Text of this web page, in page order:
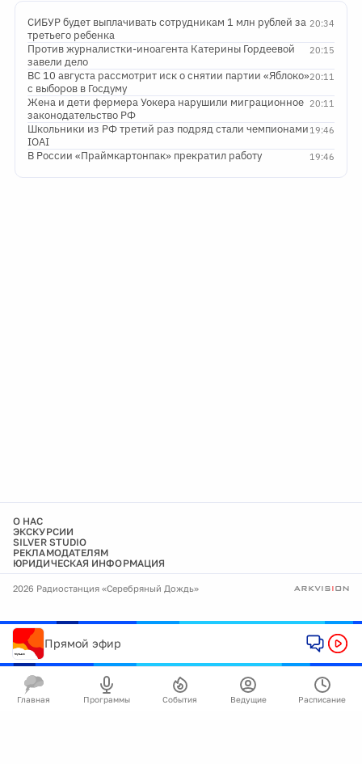
20:34
СИБУР будет выплачивать сотрудникам 1 млн рублей за
третьего ребенка
20:15
Против журналистки-иноагента Катерины Гордеевой
завели дело
20:11
ВС 10 августа рассмотрит иск о снятии партии «Яблоко»
с выборов в Госдуму
20:11
Жена и дети фермера Уокера нарушили миграционное
законодательство РФ
19:46
Школьники из РФ третий раз подряд стали чемпионами
IOAI
19:46
В России «Праймкартонпак» прекратил работу
О НАС
ЭКСКУРСИИ
SILVER STUDIO
РЕКЛАМОДАТЕЛЯМ
ЮРИДИЧЕСКАЯ ИНФОРМАЦИЯ
2026 Радиостанция «Серебряный Дождь»
Прямой эфир
Главная Программы События Ведущие Расписание